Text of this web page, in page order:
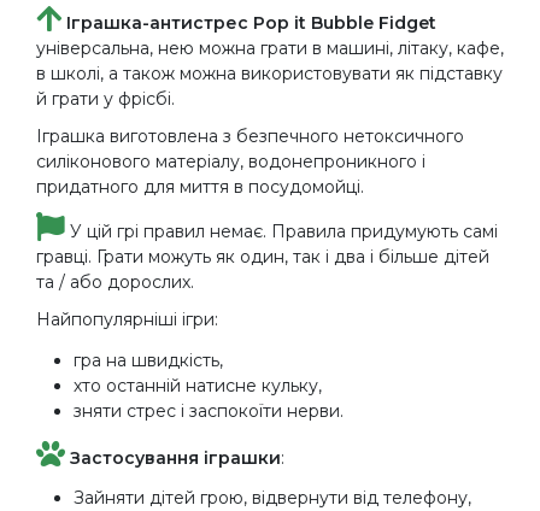
Іграшка-антистрес Pop it Bubble Fidget
універсальна, нею можна грати в машині, літаку, кафе,
в школі, а також можна використовувати як підставку
й грати у фрісбі.
Іграшка виготовлена ​​з безпечного нетоксичного
силіконового матеріалу, водонепроникного і
придатного для миття в посудомойці.
У цій грі правил немає. Правила придумують самі
гравці. Грати можуть як один, так і два і більше дітей
та / або дорослих.
Найпопулярніші ігри:
гра на швидкість,
хто останній натисне кульку,
зняти стрес і заспокоїти нерви.
Застосування іграшки:
Зайняти дітей грою, відвернути від телефону,